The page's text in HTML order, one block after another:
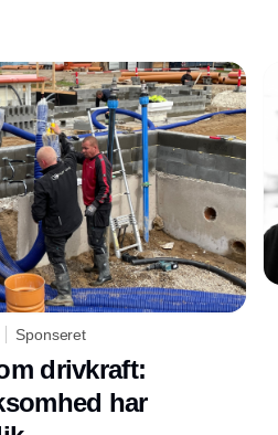
Sponseret
drivkraft:
har